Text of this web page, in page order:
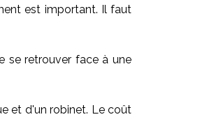
est important. Il faut
se retrouver face à une
et d'un robinet. Le coût